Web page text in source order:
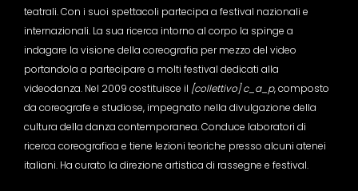
teatrali. Con i suoi spettacoli partecipa a festival nazionali e
internazionali. La sua ricerca intorno al corpo la spinge a
indagare la visione della coreografia per mezzo del video
portandola a partecipare a molti festival dedicati alla
videodanza. Nel 2009 costituisce il [collettivo] c_a_p, composto
da coreografe e studiose, impegnato nella divulgazione della
cultura della danza contemporanea. Conduce laboratori di
ricerca coreografica e tiene lezioni teoriche presso alcuni atenei
italiani. Ha curato la direzione artistica di rassegne e festival.